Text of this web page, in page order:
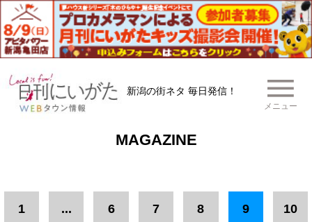
新潟の街ネタ 毎日発信！
メニュー
MAGAZINE
1 ... 6 7 8 9 10